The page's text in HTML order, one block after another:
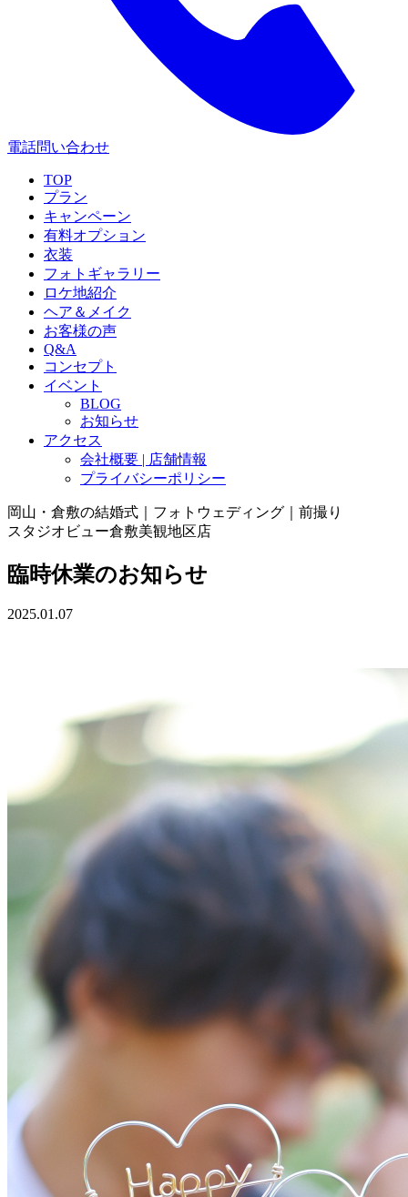
電話問い合わせ
TOP
プラン
キャンペーン
有料オプション
衣装
フォトギャラリー
ロケ地紹介
ヘア＆メイク
お客様の声
Q&A
コンセプト
イベント
BLOG
お知らせ
アクセス
会社概要 | 店舗情報
プライバシーポリシー
岡山・倉敷の結婚式｜フォトウェディング｜前撮り
スタジオビュー倉敷美観地区店
臨時休業のお知らせ
2025.01.07